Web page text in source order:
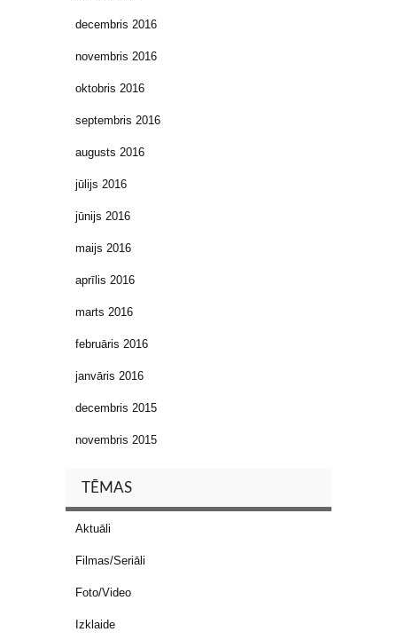
decembris 2016
novembris 2016
oktobris 2016
septembris 2016
augusts 2016
jūlijs 2016
jūnijs 2016
maijs 2016
aprīlis 2016
marts 2016
februāris 2016
janvāris 2016
decembris 2015
novembris 2015
TĒMAS
Aktuāli
Filmas/Seriāli
Foto/Video
Izklaide